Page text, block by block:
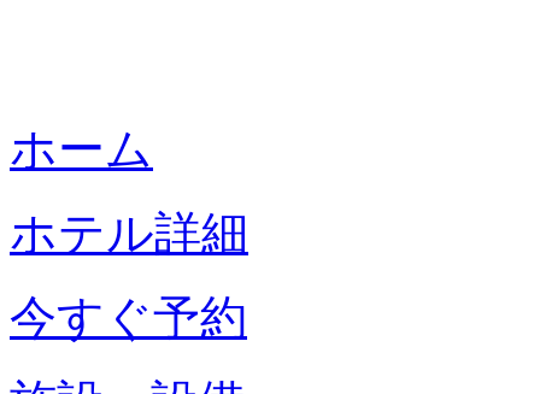
ホーム
ホテル詳細
今すぐ予約